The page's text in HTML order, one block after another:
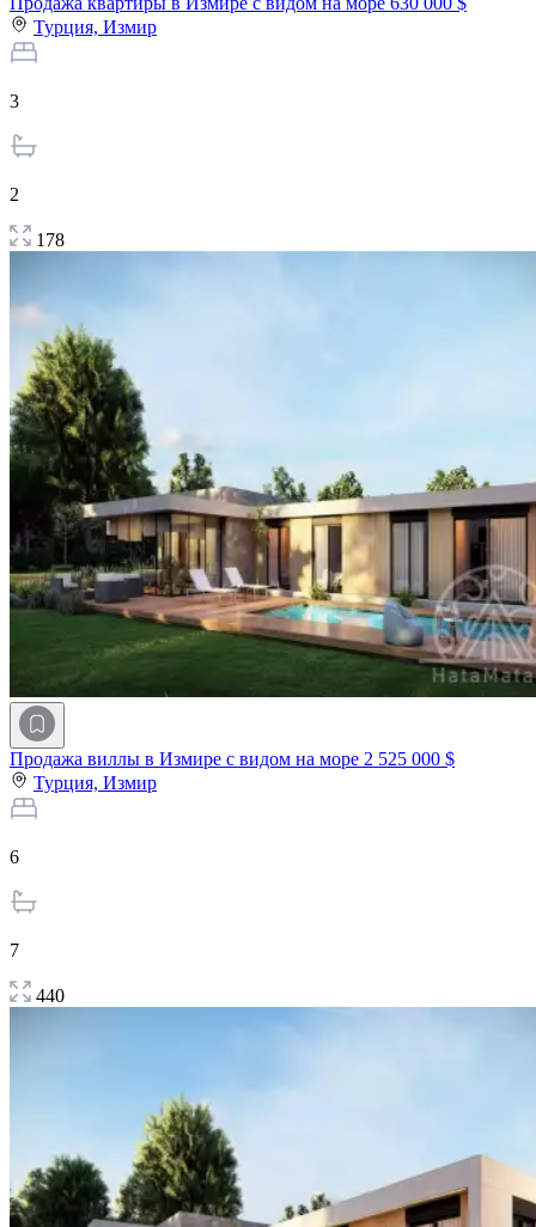
Турция, Измир
3
2
178
Продажа виллы в Измире с видом на море 2 525 000 $
Турция, Измир
6
7
440